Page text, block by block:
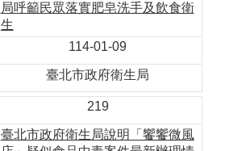
局呼籲民眾落實肥皂洗手及飲食衛
生
114-01-09
臺北市政府衛生局
219
臺北市政府衛生局說明「饗饗微風